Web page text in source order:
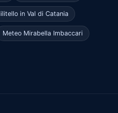
in Val di Catania
Meteo Mirabella Imbaccari